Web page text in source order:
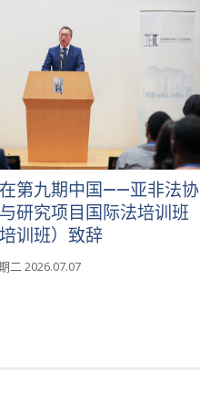
第九期中国——亚非法协
研究项目国际法培训班
训班）致辞
二 2026.07.07